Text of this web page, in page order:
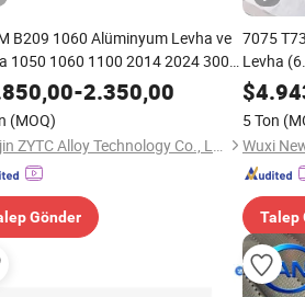
B209 1060 Alüminyum Levha ve
1050 1060 1100 2014 2024 3003
5083 6061 6063 6082 7075 H14
H32 Dekorasyon için
Levha Plakası
-2.350,00
(MOQ)
Tianjin ZYTC Alloy Technology Co., Ltd
Gönder
7075
Levha
Plaka
$
5 Ton
Talep